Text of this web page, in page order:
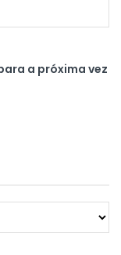
a próxima vez